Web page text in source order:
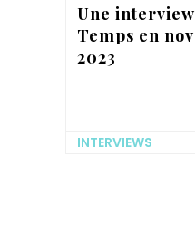
Une
Temps en
2023
INTERVIEWS